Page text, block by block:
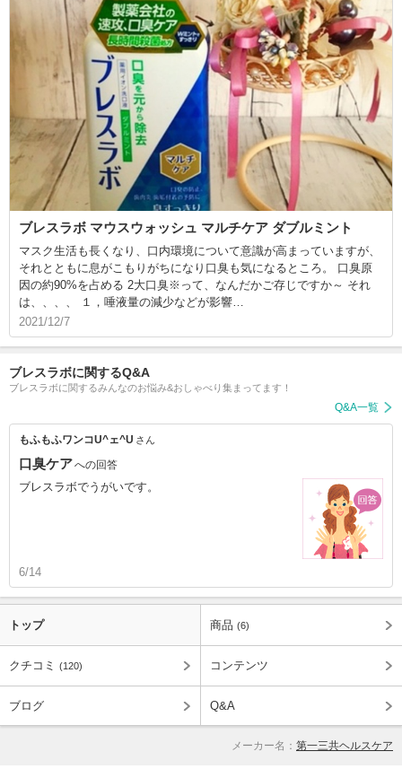
ブレスラボ マウスウォッシュ マルチケア ダブルミント
マスク生活も長くなり、口内環境について意識が高まっていますが、
それとともに息がこもりがちになり口臭も気になるところ。 口臭原
因の約90%を占める 2大口臭※って、なんだかご存じですか～ それ
は、、、、 １，唾液量の減少などが影響…
2021/12/7
ブレスラボに関するQ&A
ブレスラボに関するみんなのお悩み&おしゃべり集まってます！
Q&A一覧
もふもふワンコU^ェ^U さん
口臭ケアへの回答
ブレスラボでうがいです。
6/14
トップ 商品 (6)
クチコミ (120) コンテンツ
ブログ Q&A
メーカー名： 第一三共ヘルスケア